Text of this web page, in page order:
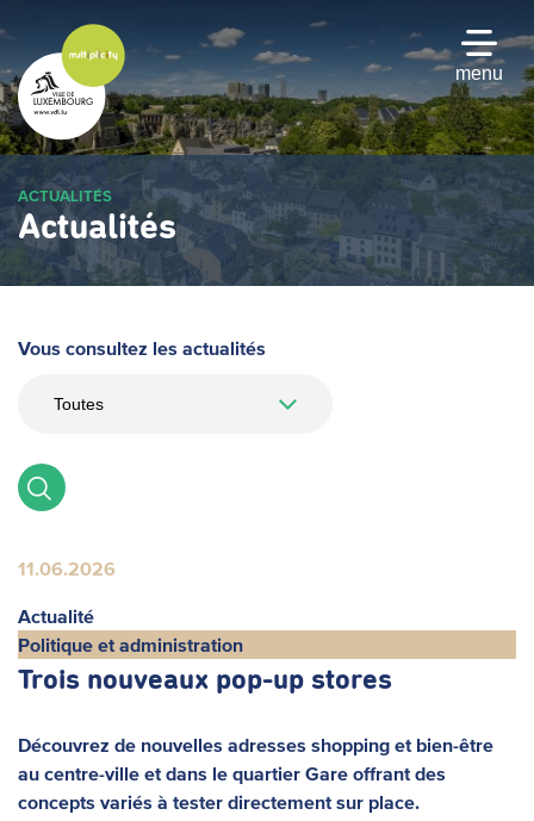
contenu
principal
menu
ACTUALITÉS
Actualités
Vous consultez les actualités
Actualités
11.06.2026
Actualité
Politique et administration
Trois nouveaux pop-up stores
Découvrez de nouvelles adresses shopping et bien-être
au centre-ville et dans le quartier Gare offrant des
concepts variés à tester directement sur place.